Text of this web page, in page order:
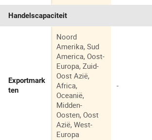
Handelscapaciteit
Exportmark
ten
Noord
Amerika, Sud
America, Oost-
Europa, Zuid-
Oost Azië,
Africa,
Oceanië,
Midden-
Oosten, Oost
Azië, West-
Europa
-